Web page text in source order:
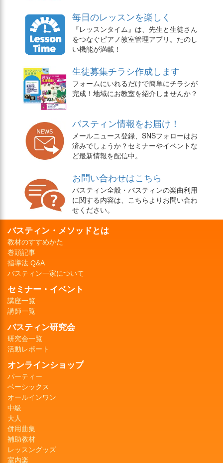
毎日のレッスンを楽しく
『レッスンタイム』は、先生と生徒さん
をつなぐピアノ教室管理アプリ。たのし
い機能が満載！
生徒募集チラシ作成します
フォームにいれるだけで簡単にチラシが
完成！地域にお教室を紹介しませんか？
バスティン情報をお届け！
メールニュース登録、SNSフォローはお
済みでしょうか？セミナーやイベントな
ど最新情報を配信中。
お問い合わせはこちら
バスティン全般・バスティンの楽曲利用
に関する内容は、こちらよりお問い合わ
せください。
バスティン・メソッドとは
教材のすすめかた
巻頭記事
指導法 Q&A
バスティン一家について
セミナー・イベント
講座一覧
講師一覧
バスティン研究会
研究会一覧
活動レポート
オンラインショップ
パーティー
ベーシックス
オールインワン
中級
大人
併用曲集
補助教材
レッスングッズ
室内楽